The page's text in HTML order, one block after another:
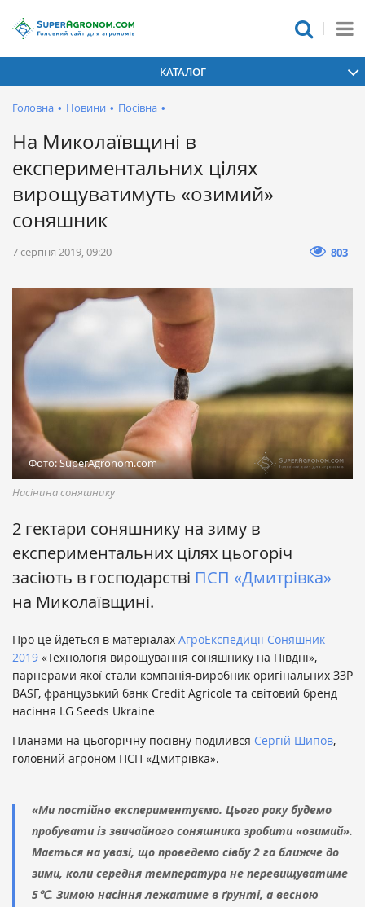
КАТАЛОГ
Головна • Новини • Посівна •
На Миколаївщині в
експериментальних цілях
вирощуватимуть «озимий»
соняшник
7 серпня 2019, 09:20 803
Фото: SuperAgronom.com
Насінина соняшнику
2 гектари соняшнику на зиму в
експериментальних цілях цьогоріч
засіють в господарстві ПСП «Дмитрівка»
на Миколаївщині.
Про це йдеться в матеріалах АгроЕкспедиції Соняшник
2019 «Технологія вирощування соняшнику на Півдні»,
парнерами якої стали компанія-виробник оригінальних ЗЗР
BASF, французький банк Credit Agricole та світовий бренд
насіння LG Seeds Ukraine
Планами на цьогорічну посівну поділився Сергій Шипов,
головний агроном ПСП «Дмитрівка».
«Ми постійно експериментуємо. Цього року будемо
пробувати із звичайного соняшника зробити «озимий».
Мається на увазі, що проведемо сівбу 2 га ближче до
зими, коли середня температура не перевищуватиме
5℃. Зимою насіння лежатиме в ґрунті, а весною